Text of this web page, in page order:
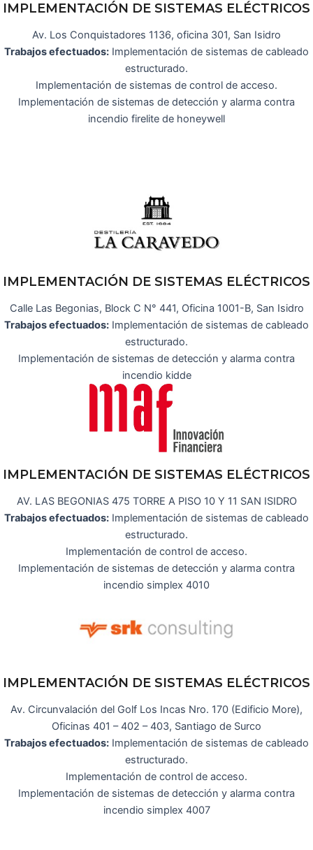
IMPLEMENTACIÓN DE SISTEMAS ELÉCTRICOS
Av. Los Conquistadores 1136, oficina 301, San Isidro
Trabajos efectuados: Implementación de sistemas de cableado
estructurado.
Implementación de sistemas de control de acceso.
Implementación de sistemas de detección y alarma contra
incendio firelite de honeywell
IMPLEMENTACIÓN DE SISTEMAS ELÉCTRICOS
Calle Las Begonias, Block C N° 441, Oficina 1001-B, San Isidro
Trabajos efectuados: Implementación de sistemas de cableado
estructurado.
Implementación de sistemas de detección y alarma contra
incendio kidde
IMPLEMENTACIÓN DE SISTEMAS ELÉCTRICOS
AV. LAS BEGONIAS 475 TORRE A PISO 10 Y 11 SAN ISIDRO
Trabajos efectuados: Implementación de sistemas de cableado
estructurado.
Implementación de control de acceso.
Implementación de sistemas de detección y alarma contra
incendio simplex 4010
IMPLEMENTACIÓN DE SISTEMAS ELÉCTRICOS
Av. Circunvalación del Golf Los Incas Nro. 170 (Edificio More),
Oficinas 401 – 402 – 403, Santiago de Surco
Trabajos efectuados: Implementación de sistemas de cableado
estructurado.
Implementación de control de acceso.
Implementación de sistemas de detección y alarma contra
incendio simplex 4007